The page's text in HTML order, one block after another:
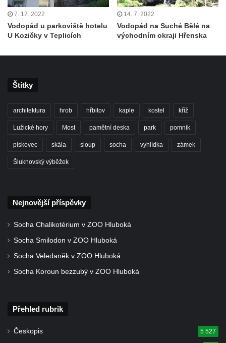
7. 12. 2022
Vodopád u parkoviště hotelu
U Kozičky v Teplicích
14. 7. 2022
Vodopád na Suché Bělé na
východním okraji Hřenska
Štítky
architektura hrob hřbitov kaple kostel kříž
Lužické hory Most pamětní deska park pomník
pískovec skála sloup socha vyhlídka zámek
Šluknovský výběžek
Nejnovější příspěvky
Socha Chalikotérium v ZOO Hluboká
Socha Smilodon v ZOO Hluboká
Socha Veledaněk v ZOO Hluboká
Socha Koroun bezzubý v ZOO Hluboká
Přehled rubrik
Českopis 5 527